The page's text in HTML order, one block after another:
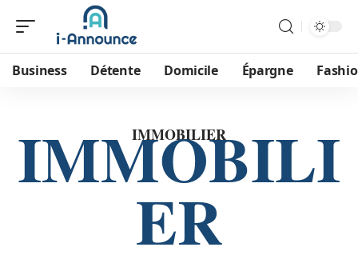
Business Détente Domicile Épargne
IMMOBILIER
IMMOBILI
ER